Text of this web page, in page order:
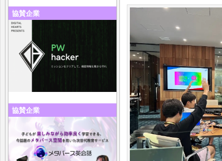
協賛企業
協賛企業